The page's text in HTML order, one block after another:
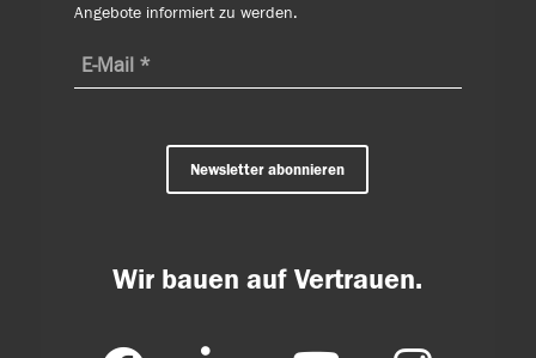
Angebote informiert zu werden.
Newsletter abonnieren
Wir bauen auf Vertrauen.